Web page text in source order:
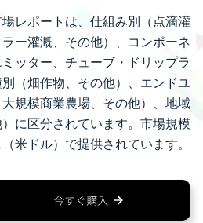
レポートは、仕組み別（点滴灌
ー灌漑、その他）、コンポーネ
ッター、チューブ・ドリップラ
（畑作物、その他）、エンドユ
規模商業農場、その他）、地域
に区分されています。市場規模
米ドル）で提供されています。